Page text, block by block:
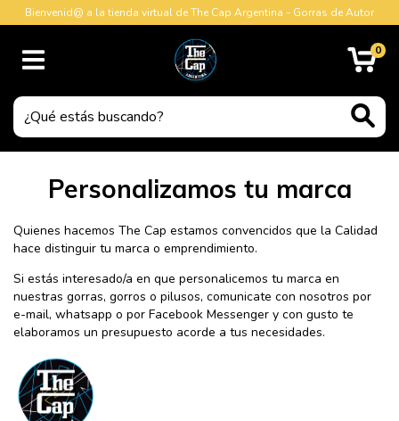
Bienvenid@ a la tienda virtual de The Cap Argentina - Gorras de Autor
0
Personalizamos tu marca
Quienes hacemos The Cap estamos convencidos que la Calidad
hace distinguir tu marca o emprendimiento.
Si estás interesado/a en que personalicemos tu marca en
nuestras gorras, gorros o pilusos, comunicate con nosotros por
e-mail, whatsapp o por Facebook Messenger y con gusto te
elaboramos un presupuesto acorde a tus necesidades.